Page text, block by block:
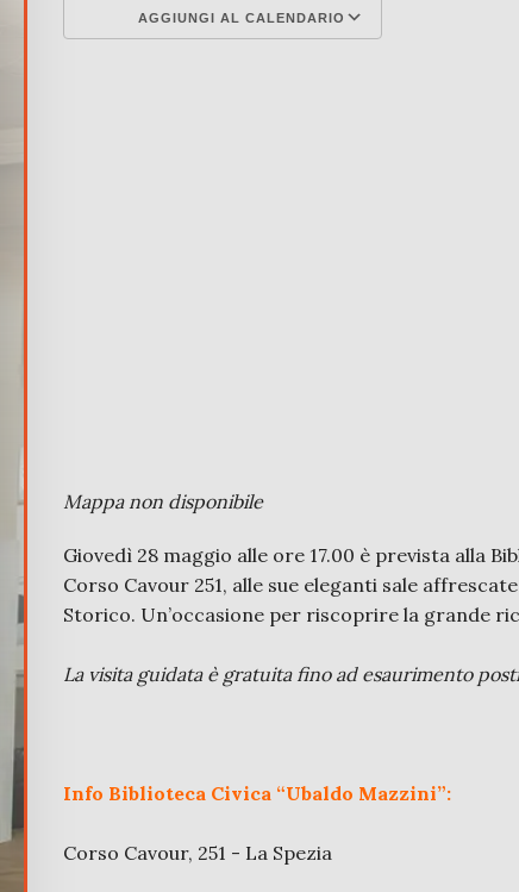
AGGIUNGI AL CALENDARIO
Google
Mappa non disponibile
Giovedì 28 maggio alle ore 17.00 è prevista alla
Corso Cavour 251, alle sue eleganti sale
Storico. Un’occasione per riscoprire la grande
La visita guidata è gratuita fino ad esaurimento
Info Biblioteca Civica “Ubaldo Mazzini”:
Corso Cavour, 251 - La Spezia